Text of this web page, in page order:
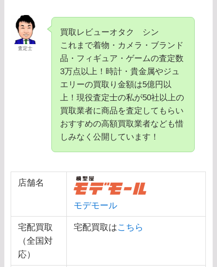
査定士
買取レビューオタク シン
これまで着物・カメラ・ブランド
品・フィギュア・ゲームの査定数
3万点以上！時計・貴金属やジュ
エリーの買取り金額は5億円以
上！現役査定士の私が50社以上の
買取業者に商品を査定してもらい
おすすめの高額買取業者なども惜
しみなく公開しています！
店舗名
モデモール
宅配買取
（全国対
応）
宅配買取はこちら